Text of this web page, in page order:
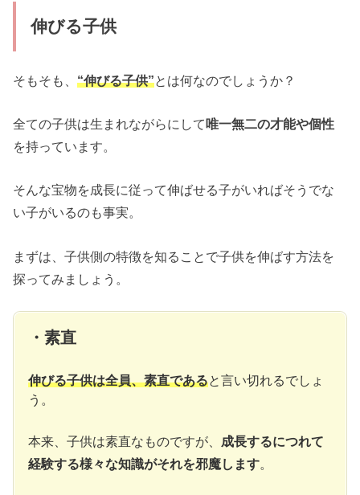
伸びる子供
そもそも、“伸びる子供”とは何なのでしょうか？
全ての子供は生まれながらにして唯一無二の才能や個性
を持っています。
そんな宝物を成長に従って伸ばせる子がいればそうでな
い子がいるのも事実。
まずは、子供側の特徴を知ることで子供を伸ばす方法を
探ってみましょう。
・素直
伸びる子供は全員、素直であると言い切れるでしょ
う。
本来、子供は素直なものですが、 成長するにつれて
経験する様々な知識がそれを邪魔します。